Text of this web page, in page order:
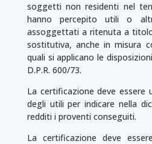
soggetti non residenti nel
hanno percepito utili o
assoggettati a ritenuta a
sostitutiva, anche in misura
quali si applicano le
D.P.R. 600/73.
La certificazione deve essere
degli utili per indicare nella
redditi i proventi conseguiti.
La certificazione deve